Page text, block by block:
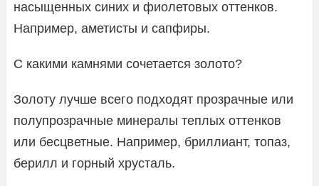
насыщенных синих и фиолетовых оттенков.
Например, аметисты и сапфиры.
С какими камнями сочетается золото?
Золоту лучше всего подходят прозрачные или
полупрозрачные минералы теплых оттенков
или бесцветные. Например, бриллиант, топаз,
берилл и горный хрусталь.